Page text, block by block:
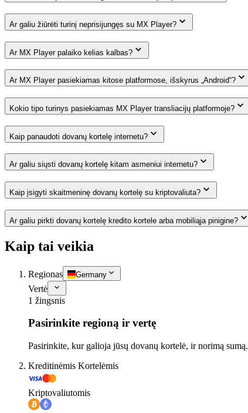
Ar galiu žiūrėti turinį neprisijungęs su MX Player?
Ar MX Player palaiko kelias kalbas?
Ar MX Player pasiekiamas kitose platformose, išskyrus „Android“?
Kokio tipo turinys pasiekiamas MX Player transliacijų platformoje?
Kaip panaudoti dovanų kortelę internetu?
Ar galiu siųsti dovanų kortelę kitam asmeniui internetu?
Kaip įsigyti skaitmeninę dovanų kortelę su kriptovaliuta?
Ar galiu pirkti dovanų kortelę kredito kortele arba mobiliąja pinigine?
Kaip tai veikia
Regionas Germany
Vertė
1 žingsnis
Pasirinkite regioną ir vertę
Pasirinkite, kur galioja jūsų dovanų kortelė, ir norimą sumą.
Kreditinėmis Kortelėmis
Kriptovaliutomis